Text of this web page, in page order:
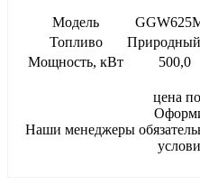
Модель
Топливо
Природный
Мощность, кВт
500,0
цена
Наши менеджеры